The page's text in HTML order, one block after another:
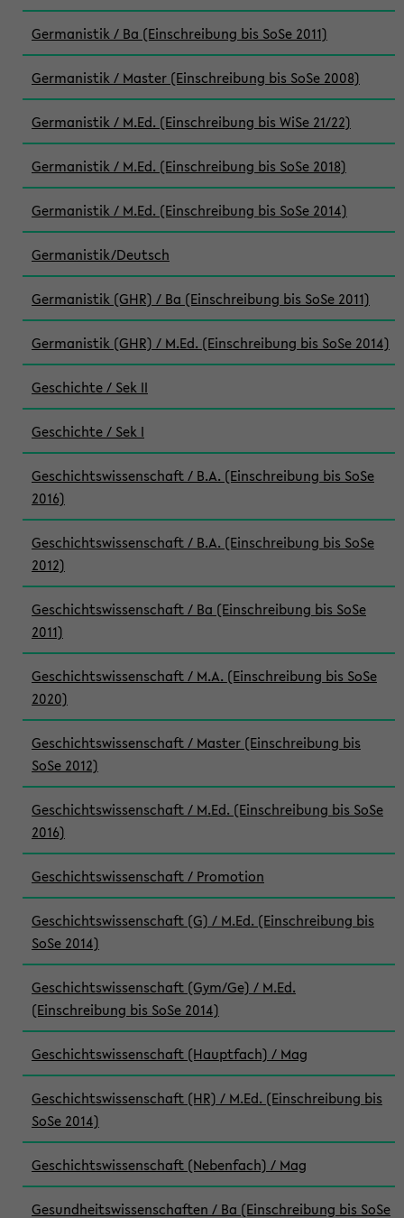
Germanistik / Ba (Einschreibung bis SoSe 2011)
Germanistik / Master (Einschreibung bis SoSe 2008)
Germanistik / M.Ed. (Einschreibung bis WiSe 21/22)
Germanistik / M.Ed. (Einschreibung bis SoSe 2018)
Germanistik / M.Ed. (Einschreibung bis SoSe 2014)
Germanistik/Deutsch
Germanistik (GHR) / Ba (Einschreibung bis SoSe 2011)
Germanistik (GHR) / M.Ed. (Einschreibung bis SoSe 2014)
Geschichte / Sek II
Geschichte / Sek I
Geschichtswissenschaft / B.A. (Einschreibung bis SoSe
2016)
Geschichtswissenschaft / B.A. (Einschreibung bis SoSe
2012)
Geschichtswissenschaft / Ba (Einschreibung bis SoSe
2011)
Geschichtswissenschaft / M.A. (Einschreibung bis SoSe
2020)
Geschichtswissenschaft / Master (Einschreibung bis
SoSe 2012)
Geschichtswissenschaft / M.Ed. (Einschreibung bis SoSe
2016)
Geschichtswissenschaft / Promotion
Geschichtswissenschaft (G) / M.Ed. (Einschreibung bis
SoSe 2014)
Geschichtswissenschaft (Gym/Ge) / M.Ed.
(Einschreibung bis SoSe 2014)
Geschichtswissenschaft (Hauptfach) / Mag
Geschichtswissenschaft (HR) / M.Ed. (Einschreibung bis
SoSe 2014)
Geschichtswissenschaft (Nebenfach) / Mag
Gesundheitswissenschaften / Ba (Einschreibung bis SoSe